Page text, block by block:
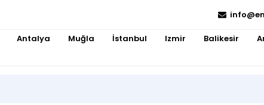
Antalya Muğla İstanbul Izmir Balikesir